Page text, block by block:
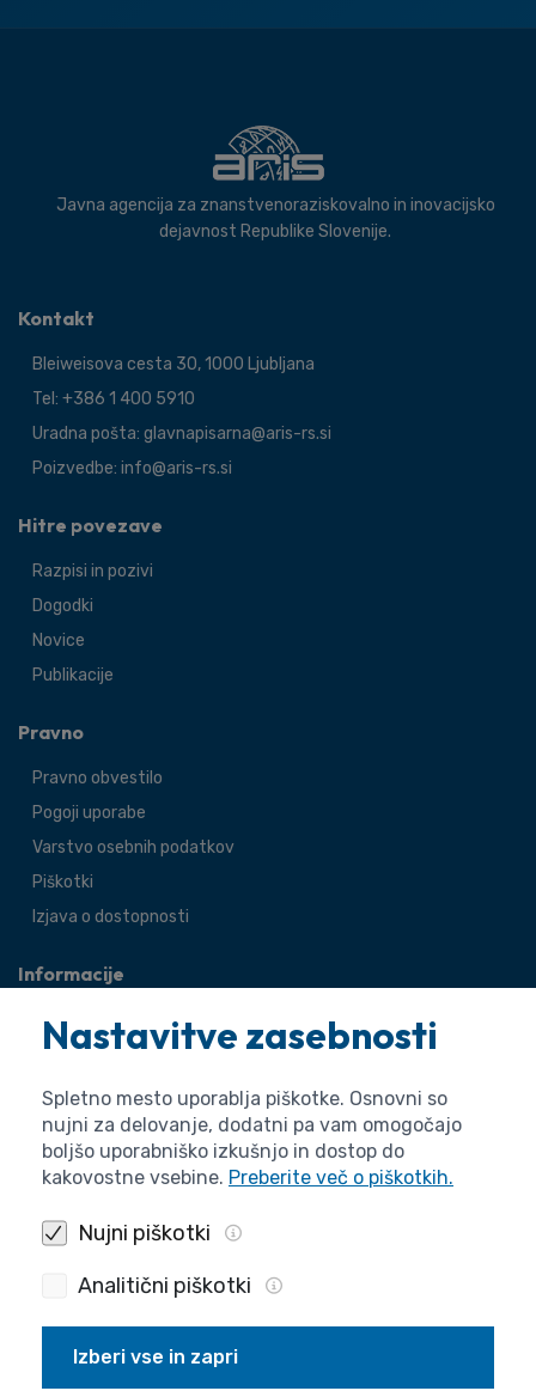
Javna agencija za znanstvenoraziskovalno in inovacijsko
dejavnost Republike Slovenije.
Kontakt
Bleiweisova cesta 30, 1000 Ljubljana
Tel: +386 1 400 5910
Uradna pošta: glavnapisarna@aris-rs.si
Poizvedbe: info@aris-rs.si
Hitre povezave
Razpisi in pozivi
Dogodki
Novice
Publikacije
Pravno
Pravno obvestilo
Pogoji uporabe
Varstvo osebnih podatkov
Piškotki
Izjava o dostopnosti
Informacije
O agenciji
Splošne zadeve
Pravne zadeve
Nastavitve zasebnosti
Spletno mesto uporablja piškotke. Osnovni so
nujni za delovanje, dodatni pa vam omogočajo
boljšo uporabniško izkušnjo in dostop do
kakovostne vsebine. Preberite več o piškotkih.
Nujni piškotki
Analitični piškotki
Izberi vse in zapri